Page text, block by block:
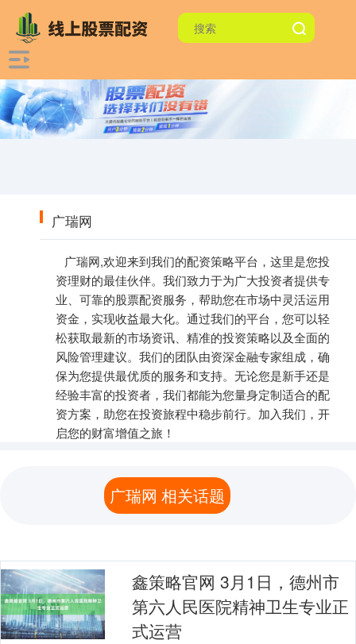
广瑞网
广瑞网,欢迎来到我们的配资策略平台，这里是您投
资理财的最佳伙伴。我们致力于为广大投资者提供专
业、可靠的股票配资服务，帮助您在市场中灵活运用
资金，实现收益最大化。通过我们的平台，您可以轻
松获取最新的市场资讯、精准的投资策略以及全面的
风险管理建议。我们的团队由资深金融专家组成，确
保为您提供最优质的服务和支持。无论您是新手还是
经验丰富的投资者，我们都能为您量身定制适合的配
资方案，助您在投资旅程中稳步前行。加入我们，开
启您的财富增值之旅！
广瑞网 相关话题
鑫策略官网 3月1日，德州市
第六人民医院精神卫生专业正
式运营